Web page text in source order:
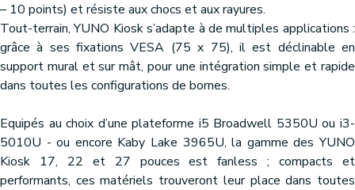
– 10 points) et résiste aux chocs et aux rayures.
Tout-terrain, YUNO Kiosk s’adapte à de multiples applications :
grâce à ses fixations VESA (75 x 75), il est déclinable en
support mural et sur mât, pour une intégration simple et rapide
dans toutes les configurations de bornes.
Equipés au choix d’une plateforme i5 Broadwell 5350U ou i3-
5010U - ou encore Kaby Lake 3965U, la gamme des YUNO
Kiosk 17, 22 et 27 pouces est fanless ; compacts et
performants, ces matériels trouveront leur place dans toutes